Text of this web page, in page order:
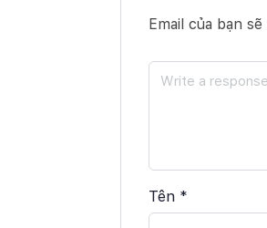
Email của bạn
Tên *